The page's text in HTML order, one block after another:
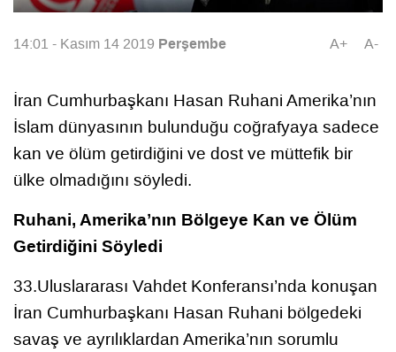
14:01 - Kasım 14 2019 Perşembe A+ A-
İran Cumhurbaşkanı Hasan Ruhani Amerika’nın
İslam dünyasının bulunduğu coğrafyaya sadece
kan ve ölüm getirdiğini ve dost ve müttefik bir
ülke olmadığını söyledi.
Ruhani, Amerika’nın Bölgeye Kan ve Ölüm
Getirdiğini Söyledi
33.Uluslararası Vahdet Konferansı’nda konuşan
İran Cumhurbaşkanı Hasan Ruhani bölgedeki
savaş ve ayrılıklardan Amerika’nın sorumlu